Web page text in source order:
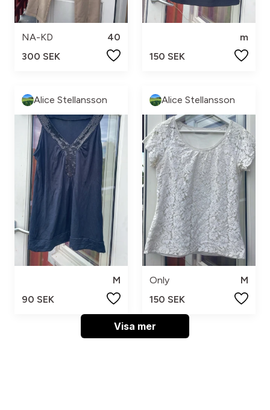
NA-KD
40
300 SEK
m
150 SEK
Alice Stellansson
M
90 SEK
Alice Stellansson
Only
M
150 SEK
Visa mer